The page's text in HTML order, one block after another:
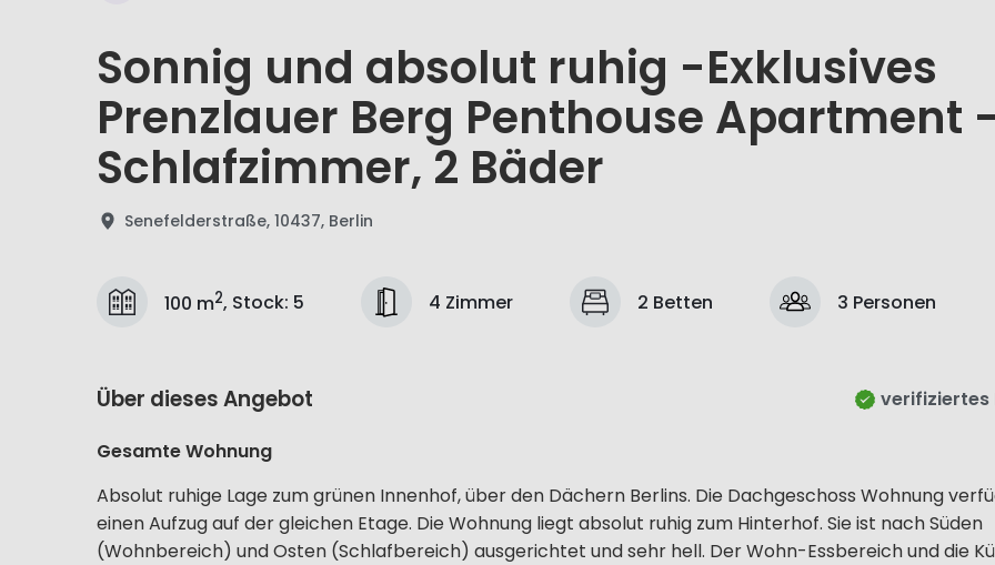
Sonnig und absolut ruhig -Exklusives
Prenzlauer Berg Penthouse Apartment
Schlafzimmer, 2 Bäder
Senefelderstraße, 10437, Berlin
100 m2, Stock: 5 4 Zimmer 2 Betten 3 Personen
Über dieses Angebot verifiziertes
Gesamte Wohnung
Absolut ruhige Lage zum grünen Innenhof, über den Dächern Berlins. Die Dachgeschoss Wohnung
einen Aufzug auf der gleichen Etage. Die Wohnung liegt absolut ruhig zum Hinterhof. Sie ist nach Süden
(Wohnbereich) und Osten (Schlafbereich) ausgerichtet und sehr hell. Der Wohn-Essbereich und die